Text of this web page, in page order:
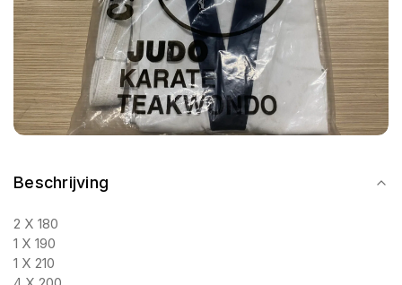
Beschrijving
2 X 180
1 X 190
1 X 210